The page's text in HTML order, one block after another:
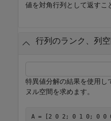
値を対角行列として返すこ
行列のランク、列
特異値分解の結果を使用し
ヌル空間を求めます。
A = [2 0 2; 0 1 0; 0 0